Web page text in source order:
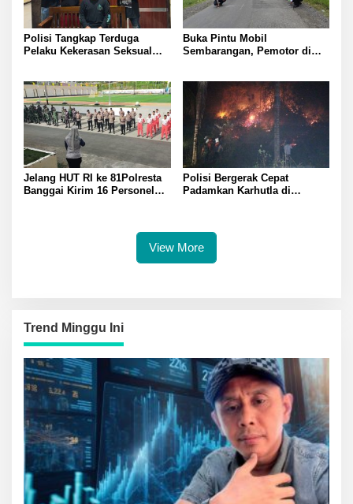
Polisi Tangkap Terduga
Pelaku Kekerasan Seksual
Buka Pintu Mobil
Sembarangan, Pemotor di
Jelang HUT RI ke 81Polresta
Banggai Kirim 16 Personel
Polisi Bergerak Cepat
Padamkan Karhutla di
View More
Trend Minggu Ini